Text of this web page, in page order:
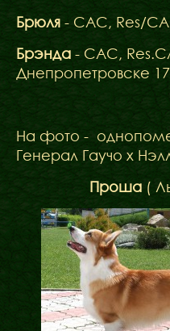
Брюля - СAC, Res/
Брэнда - САС,
Днепропетровске
На фото -
Генерал Гаучо х
Проша (